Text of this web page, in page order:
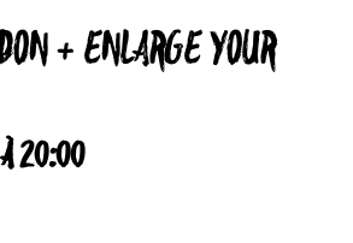
+ ENLARGE YOUR
20:00